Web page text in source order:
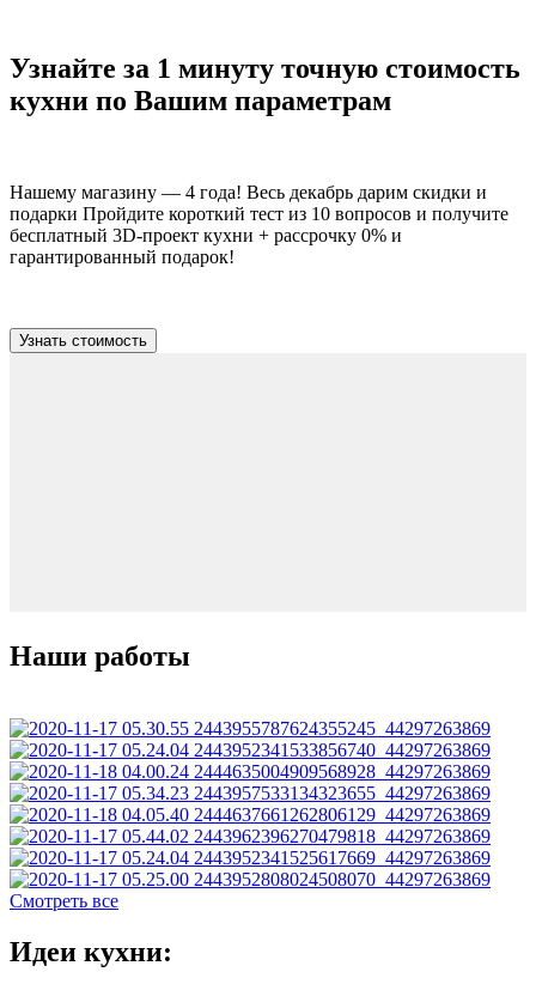
Узнайте за 1 минуту точную стоимость
кухни по Вашим параметрам
Нашему магазину — 4 года! Весь декабрь дарим скидки и
подарки Пройдите короткий тест из 10 вопросов и получите
бесплатный 3D-проект кухни + рассрочку 0% и
гарантированный подарок!
Узнать стоимость
Наши работы
Смотреть все
Идеи кухни: